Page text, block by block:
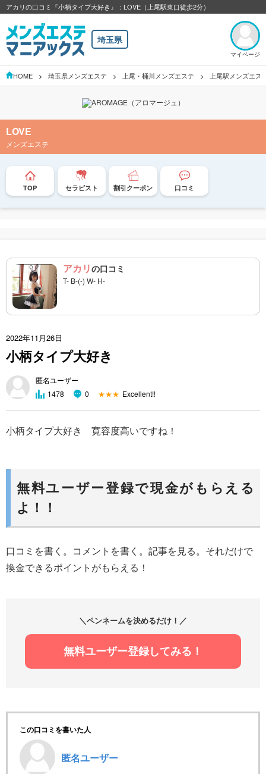
アカリの口コミ『小柄タイプ大好き』：LOVE（上尾駅東口徒歩2分）
埼玉県
マイページ
HOME 埼玉県メンズエステ 上尾・桶川メンズエステ 上尾駅メンズエス
LOVE
メンズエステ
TOP セラピスト 割引クーポン 口コミ
アカリの口コミ
T- B-(-) W- H-
2022年11月26日
小柄タイプ大好き
匿名ユーザー
1478
0 ★★★ Excellent!!
小柄タイプ大好き 寛容度高いですね！
無料ユーザー登録で現金がもらえる
よ！！
口コミを書く。コメントを書く。記事を見る。それだけで
換金できるポイントがもらえる！
＼ペンネームを決めるだけ！／
無料ユーザー登録してみる！
この口コミを書いた人
匿名ユーザー